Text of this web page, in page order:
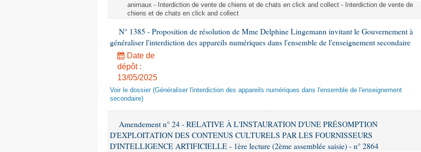
animaux - Interdiction de vente de chiens et de chats en click and collect - Interdiction de vente de
chiens et de chats en click and collect
N° 1385 - Proposition de résolution de Mme Delphine Lingemann invitant le Gouvernement à
généraliser l'interdiction des appareils numériques dans l'ensemble de l'enseignement secondaire
Date de
dépôt :
13/05/2025
Voir le dossier (Généraliser l'interdiction des appareils numériques dans l'ensemble de l'enseignement
secondaire)
Amendement n° 24 - RELATIVE À L'INSTAURATION D'UNE PRÉSOMPTION
D'EXPLOITATION DES CONTENUS CULTURELS PAR LES FOURNISSEURS
D'INTELLIGENCE ARTIFICIELLE - 1ère lecture (2ème assemblée saisie) - n° 2864